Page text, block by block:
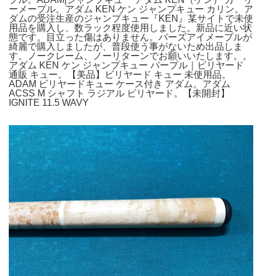
ーメープル。アダム KEN ケン ジャンプキュー カリン。ア
ダムの受注生産のジャンプキュー『KEN』某サイトで未使
用品を購入し、数ラック程度使用しました。新品に近い状
態です。目立った傷はありません。バーズアイメープルが
綺麗で購入しましたが、普段使う事がないため出品しま
す。ノークレーム、ノーリターンでお願いいたします。。
アダム KEN ケン ジャンプキュー パープル｜ビリヤード
通販 キュー。【美品】ビリヤード キュー 未使用品。
ADAM ビリヤードキュー ケース付き アダム。アダム
ACSS M シャフト ラジアル ビリヤード。【未開封】
IGNITE 11.5 WAVY